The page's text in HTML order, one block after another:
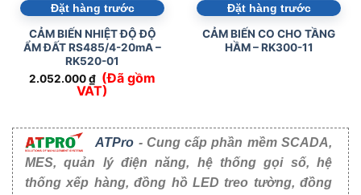
Đặt hàng trước
CẢM BIẾN NHIỆT ĐỘ ĐỘ
ẨM ĐẤT RS485/4-20mA –
RK520-01
2.052.000₫ (Đã gồm
VAT)
Đặt hàng trước
CẢM BIẾN CO CHO TẦNG
HẦM – RK300-11
ATPro - Cung cấp phần mềm SCADA,
MES, quản lý điện năng, hệ thống gọi số, hệ
thống xếp hàng, đồng hồ LED treo tường, đồng